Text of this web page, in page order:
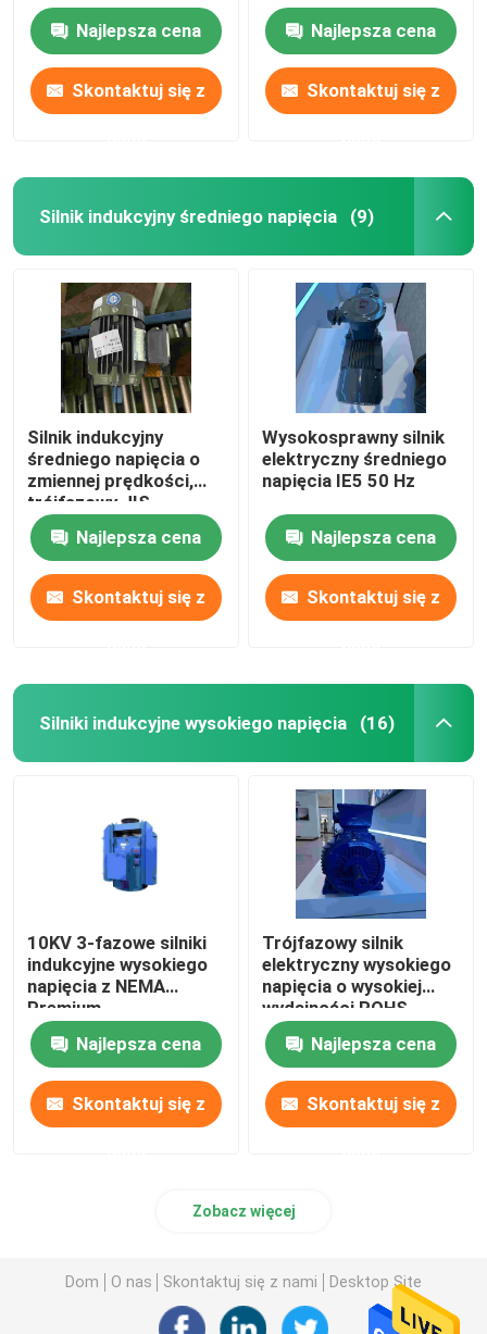
certyfikatem CE
Najlepsza cena
Skontaktuj się z
Najlepsza cena
Skontaktuj się z
Silnik indukcyjny średniego napięcia (9)
Silnik indukcyjny
średniego napięcia o
zmiennej prędkości,
trójfazowy JIS
Najlepsza cena
Skontaktuj się z
Wysokosprawny silnik
elektryczny średniego
napięcia IE5 50 Hz
Najlepsza cena
Skontaktuj się z
Silniki indukcyjne wysokiego napięcia (16)
10KV 3-fazowe silniki
indukcyjne wysokiego
napięcia z NEMA
Premium
Najlepsza cena
Skontaktuj się z
Trójfazowy silnik
elektryczny wysokiego
napięcia o wysokiej
wydajności ROHS
Najlepsza cena
Skontaktuj się z
Zobacz więcej
Dom O nas Skontaktuj się z nami Desktop Site